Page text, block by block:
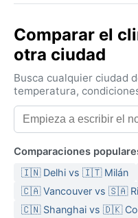
Comparar el
otra ciudad
Busca cualquier ciudad
temperatura,
Comparaciones
🇮🇳 Delhi vs 🇮🇹 Milán
🇨🇦 Vancouver vs 🇸🇦
🇨🇳 Shanghai vs 🇩🇰